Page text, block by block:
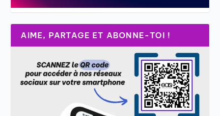
AIME, PARTAGE ET ABONNE-TOI !